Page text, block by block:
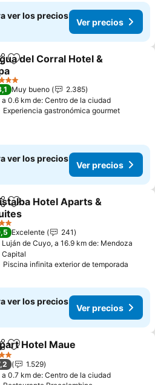
ver los precios
Ver precios
Añadir a favoritos
del Corral Hotel &
precios
Muy bueno
2.385
a 0.6 km de: Centro de la ciudad
Experiencia gastronómica gourmetVer
ver los precios
Ver precios
Añadir a favoritos
Hotel Aparts &
precios
Excelente
241
Luján de Cuyo, a 16.9 km de: Mendoza
Capital
Piscina infinita exterior de temporada
ver los precios
Ver precios
Añadir a favoritos
Hotel Maue
1.529
a 0.7 km de: Centro de la ciudad